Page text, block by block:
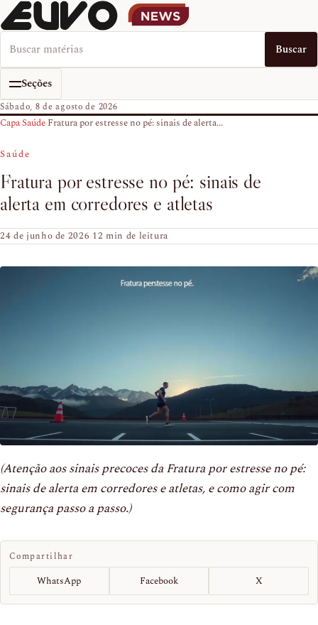
Buscar no EUVO News Buscar
Seções
Sábado, 8 de agosto de 2026
Capa›Saúde›Fratura por estresse no pé: sinais de alerta...
Saúde
Fratura por estresse no pé: sinais de
alerta em corredores e atletas
24 de junho de 2026·12 min de leitura
(Atenção aos sinais precoces da Fratura por estresse no pé:
sinais de alerta em corredores e atletas, e como agir com
segurança passo a passo.)
Compartilhar
WhatsApp Facebook X